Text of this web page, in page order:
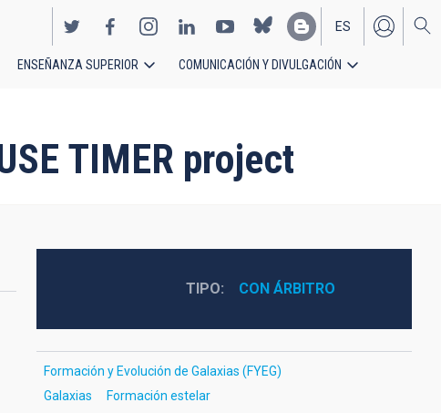
EN
ES
ENSEÑANZA SUPERIOR COMUNICACIÓN Y DIVULGACIÓN
TIMER project
TIPO CON ÁRBITRO
Formación y Evolución de Galaxias (FYEG)
Galaxias
Formación estelar